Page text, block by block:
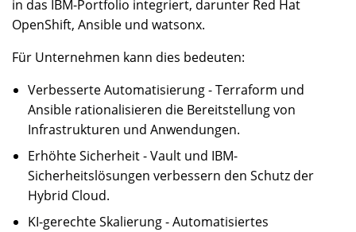
in das IBM-Portfolio integriert, darunter Red Hat
OpenShift, Ansible und watsonx.
Für Unternehmen kann dies bedeuten:
Verbesserte Automatisierung - Terraform und
Ansible rationalisieren die Bereitstellung von
Infrastrukturen und Anwendungen.
Erhöhte Sicherheit - Vault und IBM-
Sicherheitslösungen verbessern den Schutz der
Hybrid Cloud.
KI-gerechte Skalierung - Automatisiertes